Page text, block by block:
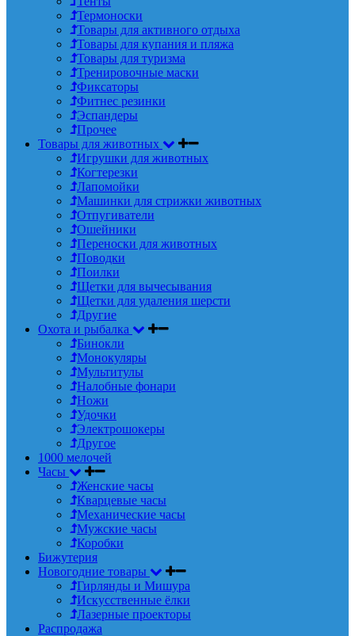
Термоноски
Товары для активного отдыха
Товары для купания и пляжа
Товары для туризма
Тренировочные маски
Фиксаторы
Фитнес резинки
Эспандеры
Прочее
Товары для животных
Игрушки для животных
Когтерезки
Лапомойки
Машинки для стрижки животных
Отпугиватели
Ошейники
Переноски для животных
Поводки
Поилки
Щетки для вычесывания
Щетки для удаления шерсти
Другие
Охота и рыбалка
Бинокли
Монокуляры
Мультитулы
Налобные фонари
Ножи
Удочки
Электрошокеры
Другое
1000 мелочей
Часы
Женские часы
Кварцевые часы
Механические часы
Мужские часы
Коробки
Бижутерия
Новогодние товары
Гирлянды и Мишура
Искусственные ёлки
Лазерные проекторы
Распродажа